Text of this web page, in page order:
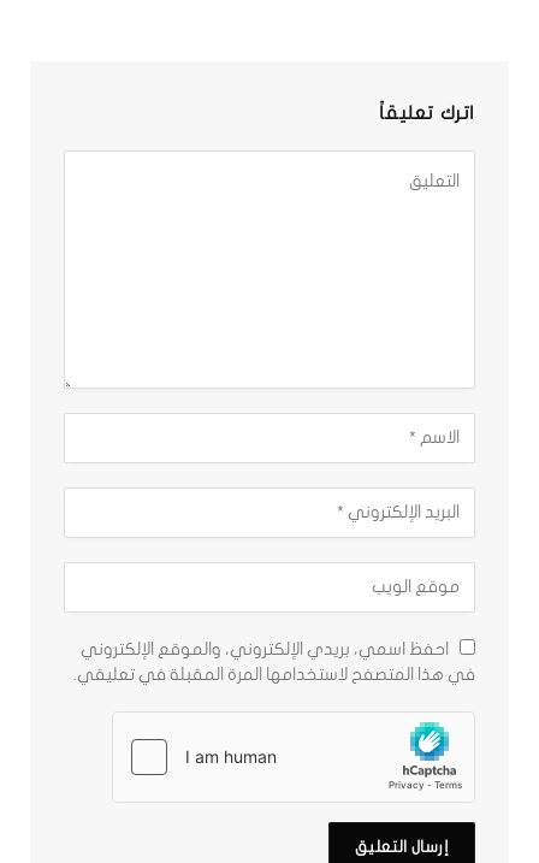
اترك تعليقاً
احفظ اسمي، بريدي الإلكتروني، والموقع الإلكتروني
في هذا المتصفح لاستخدامها المرة المقبلة في تعليقي.